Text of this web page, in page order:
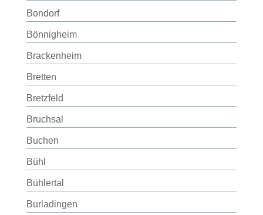
Bondorf
Bönnigheim
Brackenheim
Bretten
Bretzfeld
Bruchsal
Buchen
Bühl
Bühlertal
Burladingen